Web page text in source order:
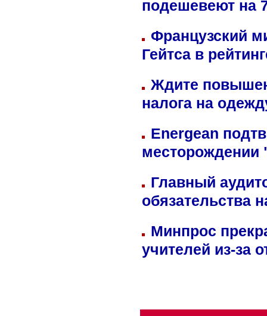
подешевеют на
Французский
Гейтса в
Ждите
налога на
Energean
Главный
обязательства
Минпрос
учителей из-за